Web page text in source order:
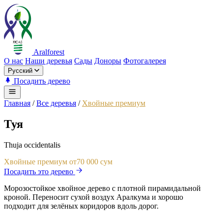
Aralforest
О нас Наши деревья Сады Доноры Фотогалерея
Русский
Посадить дерево
Главная / Все деревья / Хвойные премиум
Туя
Thuja occidentalis
Хвойные премиум от70 000 сум
Посадить это дерево
Морозостойкое хвойное дерево с плотной пирамидальной
кроной. Переносит сухой воздух Аралкума и хорошо
подходит для зелёных коридоров вдоль дорог.